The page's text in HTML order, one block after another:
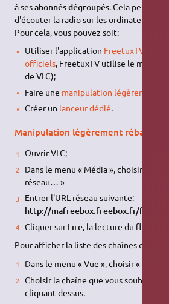
à sesabonnés dégroupés. Cela permet
d'écouter la radio sur les ordinateurs de
Pour cela, vous pouvez soit:
Utiliser l'application FreetuxTV
officiels, FreetuxTV utilise le moteur
de VLC);
Faire une manipulation légèrement
Créer un lanceur dédié.
Manipulation légèrement rébarbative
Ouvrir VLC;
Dans le menu « Média », choisir
réseau… »
Entrer l'URL réseau suivante:
http://mafreebox.freebox.fr/
Cliquer surLire, la lecture du flux
Pour afficher la liste des chaînes
Dans le menu « Vue », choisir « Liste
Choisir la chaîne que vous souhaitez
cliquant dessus.